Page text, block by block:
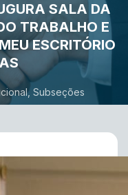
SALA DA
TRABALHO E
ESCRITÓRIO
, Subseções